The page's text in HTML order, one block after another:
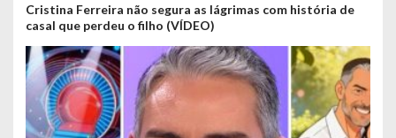
Cristina Ferreira não segura as lágrimas com história de
casal que perdeu o filho (VÍDEO)